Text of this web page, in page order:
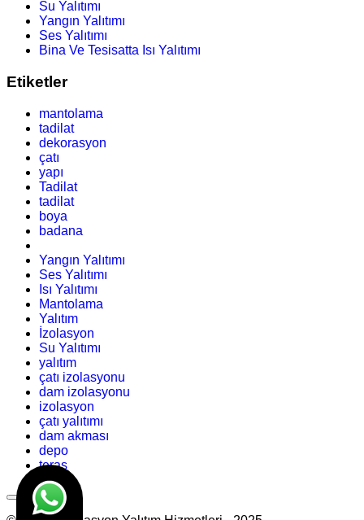
Su Yalıtımı
Yangın Yalıtımı
Ses Yalıtımı
Bina Ve Tesisatta Isı Yalıtımı
Etiketler
mantolama
tadilat
dekorasyon
çatı
yapı
Tadilat
tadilat
boya
badana
Yangın Yalıtımı
Ses Yalıtımı
Isı Yalıtımı
Mantolama
Yalıtım
İzolasyon
Su Yalıtımı
yalıtım
çatı izolasyonu
dam izolasyonu
izolasyon
çatı yalıtımı
dam akması
depo
teras